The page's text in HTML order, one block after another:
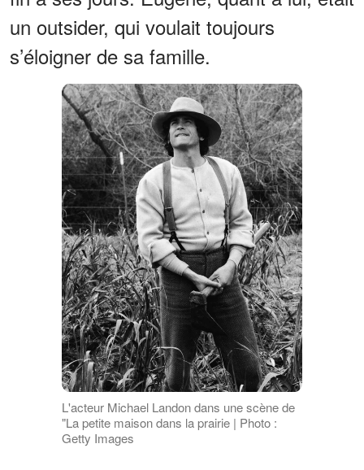
un outsider, qui voulait toujours
s’éloigner de sa famille.
L'acteur Michael Landon dans une scène de
"La petite maison dans la prairie | Photo :
Getty Images